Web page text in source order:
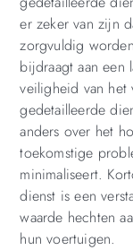
er zeker van zijn
zorgvuldig
bijdraagt aan een
veiligheid van het
gedetailleerde
anders over het
toekomstige
minimaliseert.
dienst is een
waarde hechten
hun voertuigen.